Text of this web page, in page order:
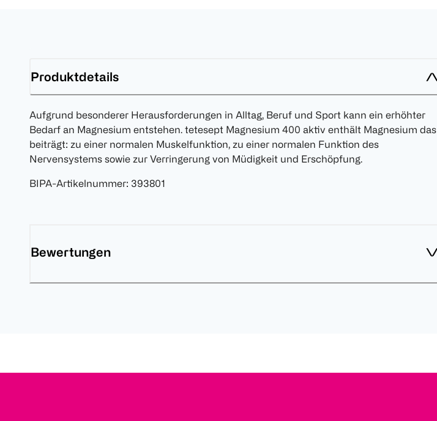
Produktdetails
Aufgrund besonderer Herausforderungen in Alltag, Beruf und Sport kann ein erhöhter
Bedarf an Magnesium entstehen. tetesept Magnesium 400 aktiv enthält Magnesium das
beiträgt: zu einer normalen Muskelfunktion, zu einer normalen Funktion des
Nervensystems sowie zur Verringerung von Müdigkeit und Erschöpfung.
BIPA-Artikelnummer: 393801
Bewertungen